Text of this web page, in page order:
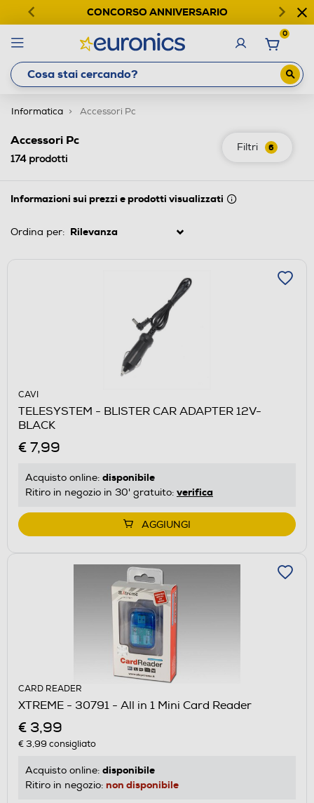
CONCORSO ANNIVERSARIO
0
Informatica Accessori Pc
Filtri 6
Accessori Pc
174prodotti
Informazioni sui prezzi e prodotti visualizzati
Ordina per:
CAVI
TELESYSTEM - BLISTER CAR ADAPTER 12V-
BLACK
€ 7,99
Acquisto online: disponibile
Ritiro in negozio in 30' gratuito: verifica
AGGIUNGI
CARD READER
XTREME - 30791 - All in 1 Mini Card Reader
€ 3,99
€ 3,99 consigliato
Acquisto online: disponibile
Ritiro in negozio: non disponibile